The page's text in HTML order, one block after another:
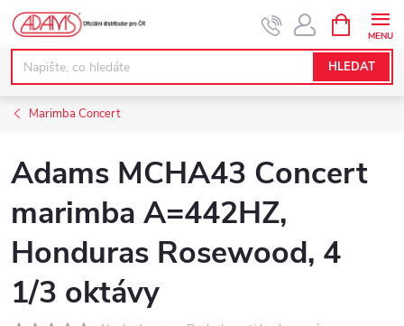
Přejít
obsah
HLEDAT
NÁKUPNÍ
KOŠÍK
Marimba Concert
Adams MCHA43 Concert
marimba A=442HZ,
Honduras Rosewood, 4
1/3 oktávy